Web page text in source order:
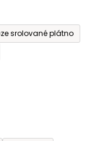
srolované plátno